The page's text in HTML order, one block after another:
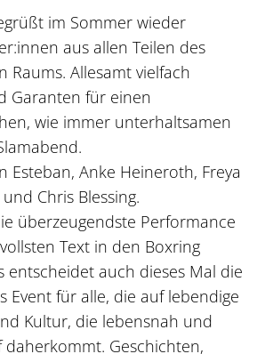
im Sommer wieder
aus allen Teilen des
Raums. Allesamt vielfach
Garanten für einen
wie immer unterhaltsamen
Esteban, Anke Heineroth, Freya
Chris Blessing.
überzeugendste Performance
Text in den Boxring
entscheidet auch dieses Mal die
Event für alle, die auf lebendige
Kultur, die lebensnah und
daherkommt. Geschichten,